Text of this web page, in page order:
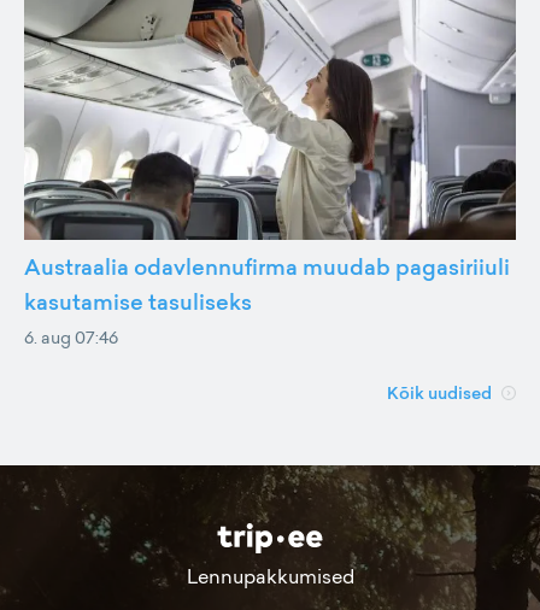
Austraalia odavlennufirma muudab pagasiriiuli
kasutamise tasuliseks
6. aug 07:46
Kõik uudised
Lennupakkumised